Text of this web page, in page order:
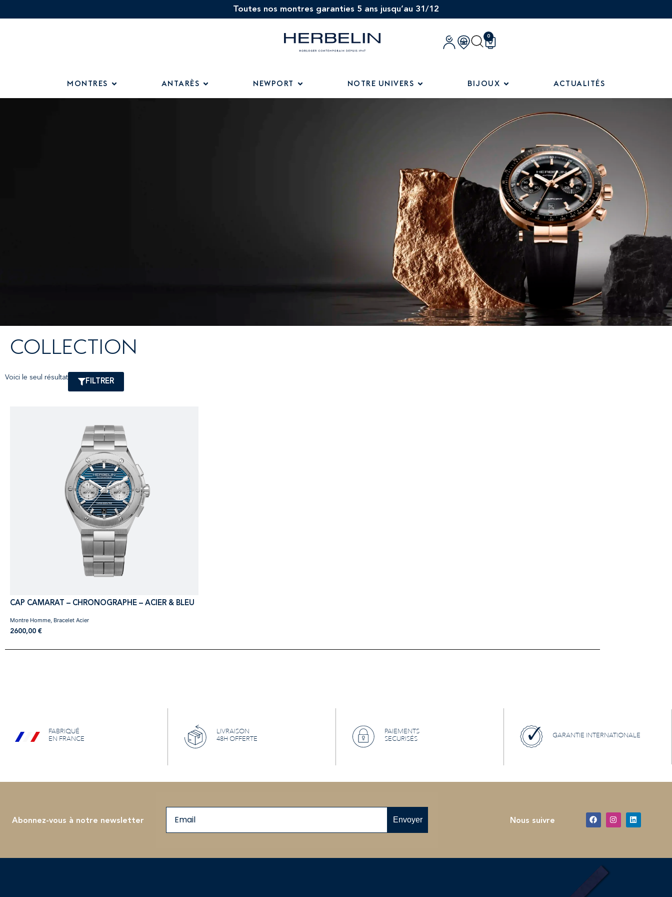
Toutes nos montres garanties 5 ans jusqu’au 31/12
0
MONTRES ANTARÈS NEWPORT NOTRE UNIVERS BIJOUX ACTUALITÉS
COLLECTION
Voici le seul résultat
FILTRER
CAP CAMARAT – CHRONOGRAPHE – ACIER & BLEU
2600,00 €
Montre Homme, Bracelet Acier
FABRIQUÉ
EN FRANCE
LIVRAISON
48H OFFERTE
PAIEMENTS
SECURISÉS
GARANTIE INTERNATIONALE
Abonnez-vous à notre newsletter Envoyer Nous suivre